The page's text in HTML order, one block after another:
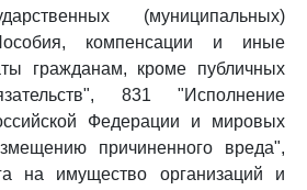
(муниципальных)
компенсации и иные
гражданам, кроме публичных
831 "Исполнение
Федерации и мировых
причиненного вреда",
на имущество организаций и